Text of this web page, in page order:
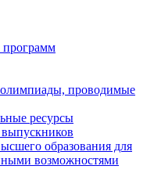
программ
олимпиады, проводимые
ресурсы
выпускников
образования для
возможностями